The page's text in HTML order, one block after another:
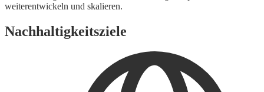
weiterentwickeln und skalieren.
Nachhaltigkeitsziele